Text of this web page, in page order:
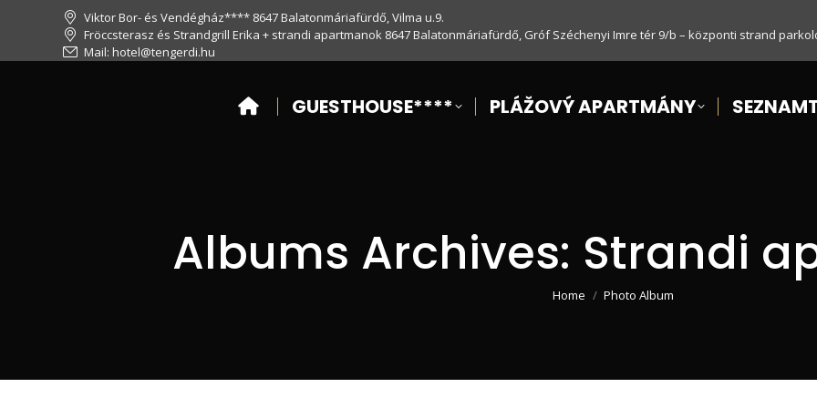
Viktor Bor- és Vendégház**** 8647 Balatonmáriafürdő, Vilma u.9.
Fröccsterasz és Strandgrill Erika + strandi apartmanok 8647 Balatonmáriafürdő, Gróf Széchenyi Imre tér 9/b – központi strand
Mail: hotel@tengerdi.hu
GUESTHOUSE**** PLÁŽOVÝ APARTMÁNY
Albums Archives: Strandi
You are here:
Home Photo Album